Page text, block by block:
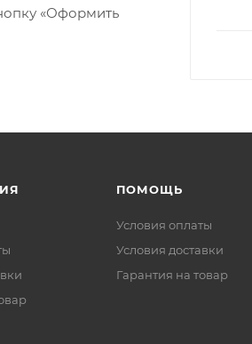
«Оформить
ПОМОЩЬ
Условия оплаты
Условия доставки
Гарантия на товар